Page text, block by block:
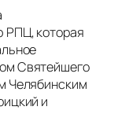
РПЦ, которая
Святейшего
Челябинским
и